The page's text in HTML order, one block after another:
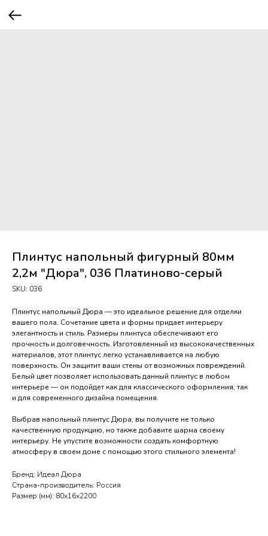
Плинтус напольный фигурный 80мм
2,2м "Дюра", 036 Платиново-серый
SKU: 036
Плинтус напольный Дюра — это идеальное решение для отделки
вашего пола. Сочетание цвета и формы придает интерьеру
элегантность и стиль. Размеры плинтуса обеспечивают его
прочность и долговечность. Изготовленный из высококачественных
материалов, этот плинтус легко устанавливается на любую
поверхность. Он защитит ваши стены от возможных повреждений.
Белый цвет позволяет использовать данный плинтус в любом
интерьере — он подойдет как для классического оформления, так
и для современного дизайна помещения.
Выбрав напольный плинтус Дюра, вы получите не только
качественную продукцию, но также добавите шарма своему
интерьеру. Не упустите возможности создать комфортную
атмосферу в своем доме с помощью этого стильного элемента!
Бренд: Идеал Дюра
Страна-производитель: Россия
Размер (мм): 80х16х2200